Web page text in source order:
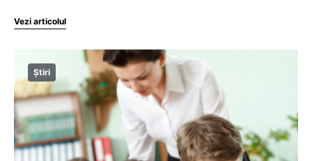
Vezi articolul
Știri